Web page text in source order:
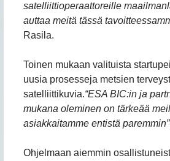
satelliittioperaattoreille
auttaa meitä tässä
Rasila.
Toinen mukaan valituista
uusia prosesseja metsien
satelliittikuvia.“ESA BIC:in ja
mukana oleminen on tärkeää
asiakkaitamme entistä paremmin”
Ohjelmaan aiemmin